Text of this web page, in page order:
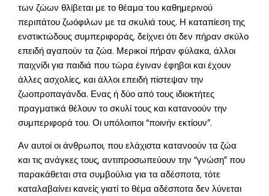
των ζώων θλίβεται με το θέαμα του καθημερινού
περιπάτου ζωόφιλων με τα σκυλιά τους. Η καταπίεση της
ενστικτώδους συμπεριφοράς, δείχνει ότι δεν πήραν σκύλο
επειδή αγαπούν τα ζώα. Μερικοί πήραν φύλακα, άλλοι
παιχνίδι για παιδιά που τώρα έγιναν έφηβοι και έχουν
άλλες ασχολίες, και άλλοι επειδή πίστεψαν την
ζωοπροπαγάνδα. Ενας ή δύο από τους ιδιοκτήτες
πραγματικά θέλουν το σκυλί τους και κατανοούν την
συμπεριφορά του. Οι υπόλοιποι “ποινήν εκτίουν”.
Αν αυτοί οι άνθρωποι, που ελάχιστα κατανοούν τα ζώα
και τις ανάγκες τους, αντιπροσωπεύουν την “γνώση” που
παρακάθεται στα συμβούλια για τα αδέσποτα, τότε
καταλαβαίνει κανείς γιατί το θέμα αδέσποτα δεν λύνεται